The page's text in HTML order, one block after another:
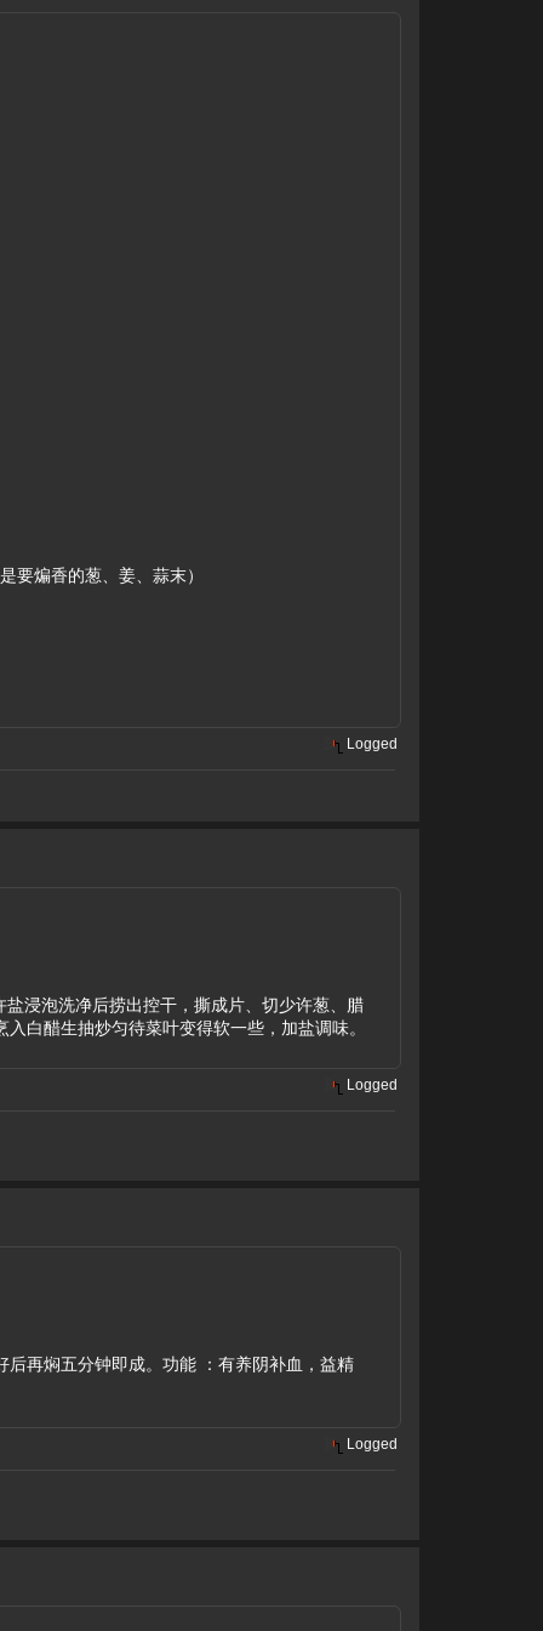
煸香的葱、姜、蒜末）
Logged
浸泡洗净后捞出控干，撕成片、切少许葱、腊
白醋生抽炒匀待菜叶变得软一些，加盐调味。
Logged
再焖五分钟即成。功能 ：有养阴补血，益精
Logged